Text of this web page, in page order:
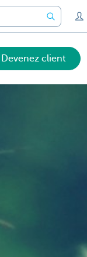
Devenez client